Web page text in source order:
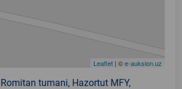
Leaflet | ©e-auksion.uz
tumani, Hazortut MFY,